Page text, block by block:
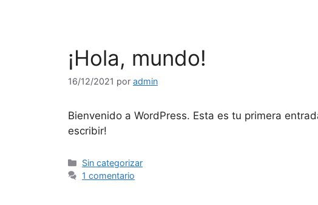
¡Hola, mundo!
16/12/2021 por admin
Bienvenido a WordPress. Esta es tu primera
escribir!
Categorías
Sin categorizar
1 comentario